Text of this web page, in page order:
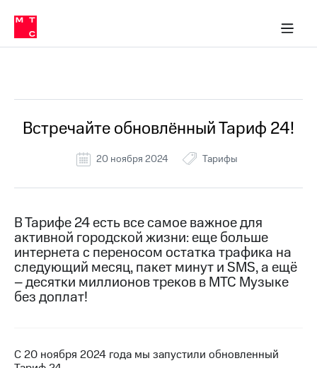
связь
Сервисы и подписки
30% на связь
кабинеты
Мобильная
и
Спутниковое
Деньги
связь
Перенести
номер
в МТС
Тарифы
Роуминг
в МТС
Услуги
Роуминг
кабинет
Скачать
приложение
Мой
МТС
Акции
Тарифы
Встречайте обновлённый Тариф 24!
20 ноября 2024 Тарифы
В Тарифе 24 есть все самое важное для
активной городской жизни: еще больше
интернета с переносом остатка трафика на
следующий месяц, пакет минут и SMS, а ещё
– десятки миллионов треков в МТС Музыке
без доплат!
С 20 ноября 2024 года мы запустили обновленный